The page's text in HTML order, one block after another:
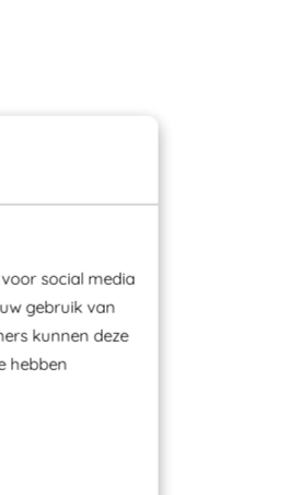
social media
gebruik van
kunnen deze
hebben